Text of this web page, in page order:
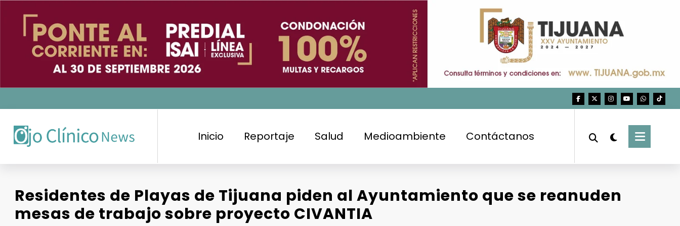
contenido
Inicio Reportaje Salud Medioambiente Contáctanos
Residentes de Playas de Tijuana piden al Ayuntamiento que se reanuden
mesas de trabajo sobre proyecto CIVANTIA